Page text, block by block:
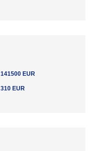
141500 EUR
310 EUR